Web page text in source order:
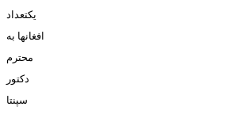
يکتعداد
افغانها به
محترم
دکتور
سپنتا